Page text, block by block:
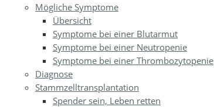
Mögliche Symptome
Übersicht
Symptome bei einer Blutarmut
Symptome bei einer Neutropenie
Symptome bei einer Thrombozytopenie
Diagnose
Stammzelltransplantation
Spender sein, Leben retten